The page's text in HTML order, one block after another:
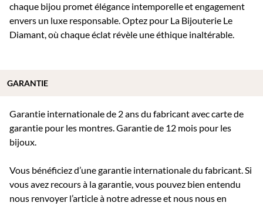
chaque bijou promet élégance intemporelle et engagement
envers un luxe responsable. Optez pour La Bijouterie Le
Diamant, où chaque éclat révèle une éthique inaltérable.
Garantie internationale de 2 ans du fabricant avec carte de
garantie pour les montres. Garantie de 12 mois pour les
bijoux.
Vous bénéficiez d’une garantie internationale du fabricant. Si
vous avez recours à la garantie, vous pouvez bien entendu
nous renvoyer l’article à notre adresse et nous nous en
GARANTIE